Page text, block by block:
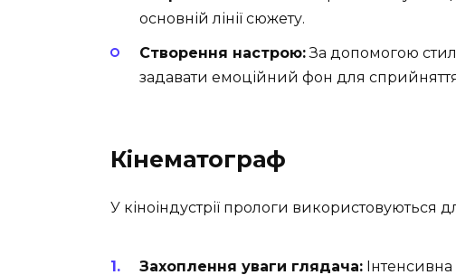
основній лінії сюжету.
Створення настрою:За допомогою
задавати емоційний фон для сприйняття
Кінематограф
У кіноіндустрії прологи використовуються
Захоплення уваги глядача: